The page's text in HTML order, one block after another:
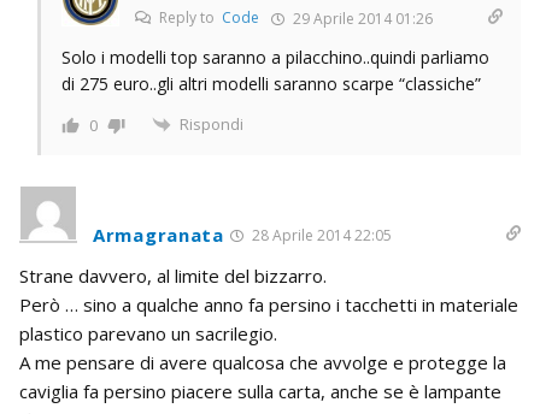
Reply to Code 29 Aprile 2014 01:26
Solo i modelli top saranno a pilacchino..quindi parliamo
di 275 euro..gli altri modelli saranno scarpe “classiche”
0 Rispondi
Armagranata 28 Aprile 2014 22:05
Strane davvero, al limite del bizzarro.
Però … sino a qualche anno fa persino i tacchetti in materiale
plastico parevano un sacrilegio.
A me pensare di avere qualcosa che avvolge e protegge la
caviglia fa persino piacere sulla carta, anche se è lampante